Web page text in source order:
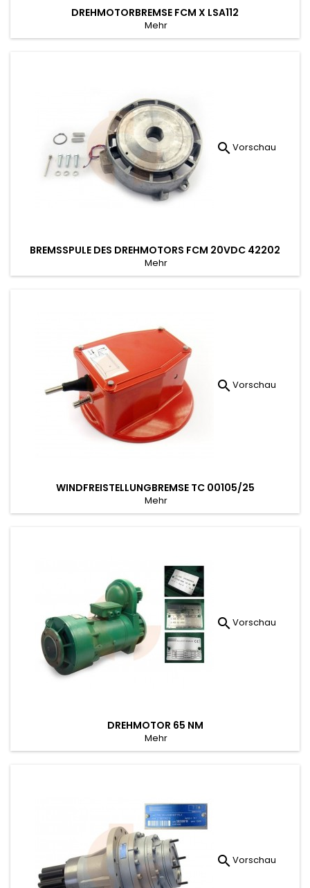
DREHMOTORBREMSE FCM X LSA112
Mehr
 Vorschau
BREMSSPULE DES DREHMOTORS FCM 20VDC 42202
Mehr
 Vorschau
WINDFREISTELLUNGBREMSE TC 00105/25
Mehr
 Vorschau
DREHMOTOR 65 NM
Mehr
 Vorschau